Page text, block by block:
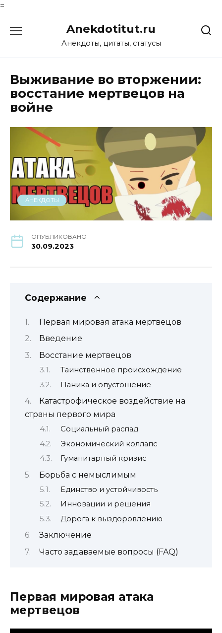
=
Anekdotitut.ru
Анекдоты, цитаты, статусы
Выживание во вторжении:
восстание мертвецов на
войне
АНЕКДОТЫ
ОПУБЛИКОВАНО
30.09.2023
Содержание
Первая мировая атака мертвецов
Введение
Восстание мертвецов
Таинственное происхождение
Паника и опустошение
Катастрофическое воздействие на
страны первого мира
Социальный распад
Экономический коллапс
Гуманитарный кризис
Борьба с немыслимым
Единство и устойчивость
Инновации и решения
Дорога к выздоровлению
Заключение
Часто задаваемые вопросы (FAQ)
Первая мировая атака
мертвецов